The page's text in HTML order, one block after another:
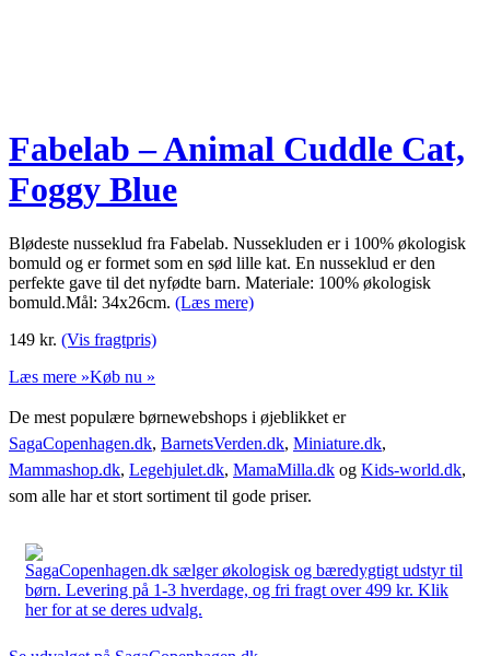
Fabelab – Animal Cuddle Cat,
Foggy Blue
Blødeste nusseklud fra Fabelab. Nussekluden er i 100% økologisk
bomuld og er formet som en sød lille kat. En nusseklud er den
perfekte gave til det nyfødte barn. Materiale: 100% økologisk
bomuld.Mål: 34x26cm. (Læs mere)
149 kr. (Vis fragtpris)
Læs mere »Køb nu »
De mest populære børnewebshops i øjeblikket er
SagaCopenhagen.dk, BarnetsVerden.dk, Miniature.dk,
Mammashop.dk, Legehjulet.dk, MamaMilla.dk og Kids-world.dk,
som alle har et stort sortiment til gode priser.
SagaCopenhagen.dk sælger økologisk og bæredygtigt udstyr til
børn. Levering på 1-3 hverdage, og fri fragt over 499 kr. Klik
her for at se deres udvalg.